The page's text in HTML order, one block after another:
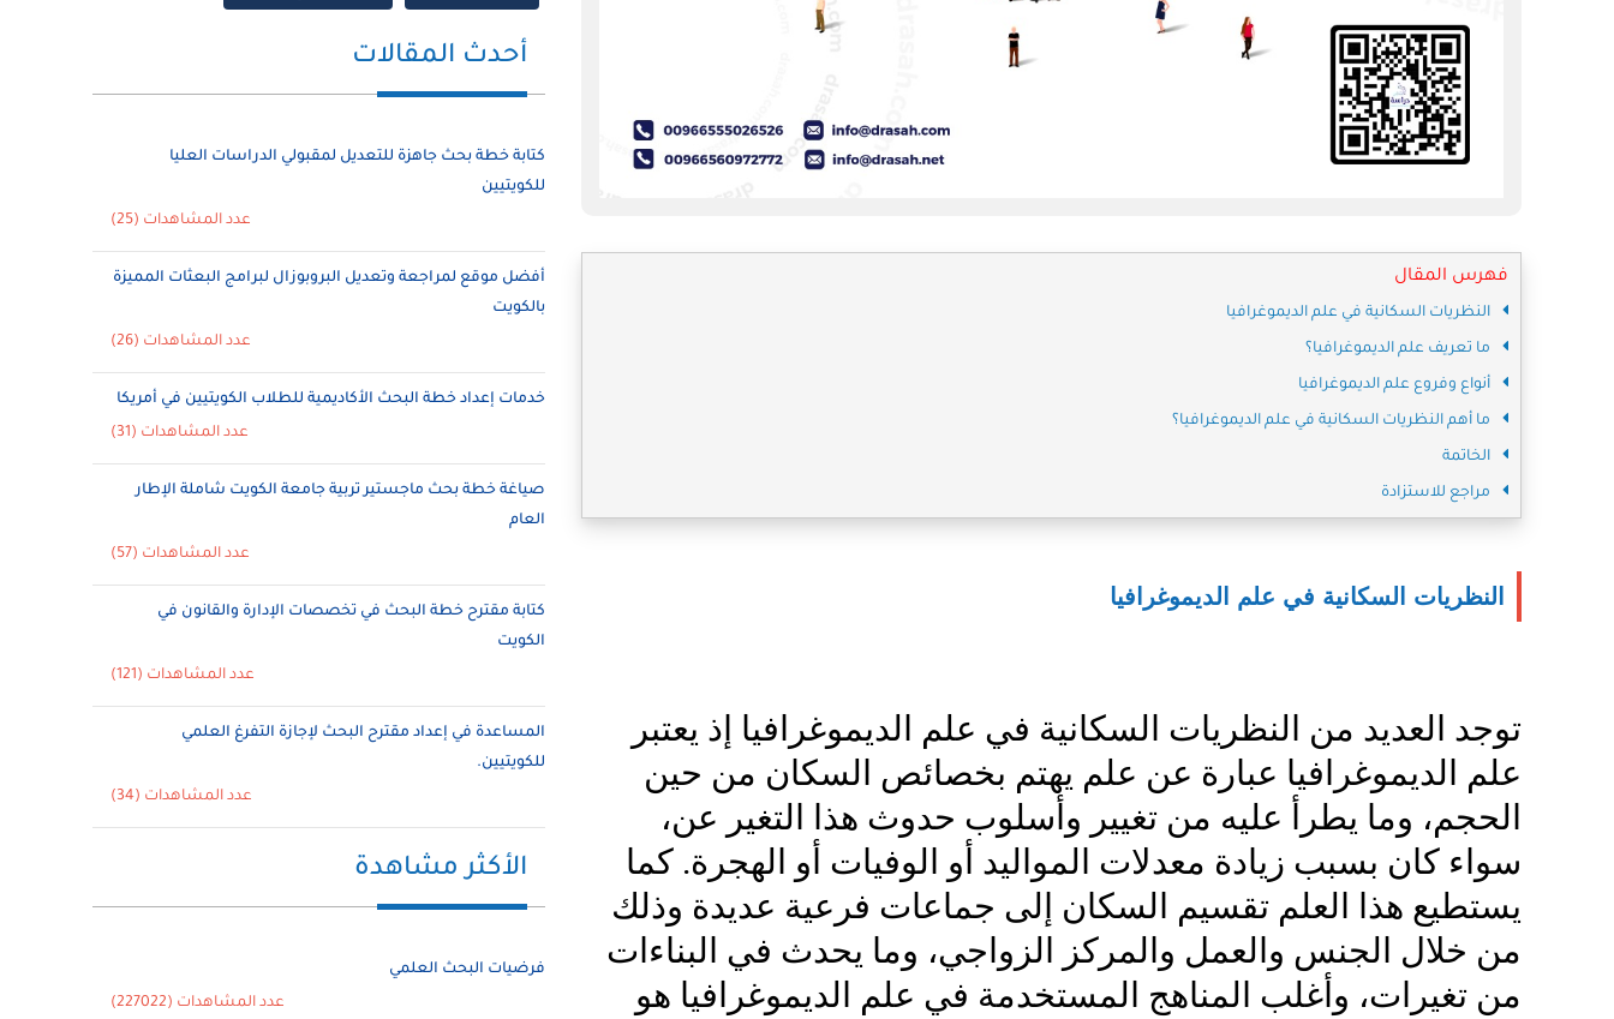
فهرس المقال
النظريات السكانية في علم الديموغرافيا
ما تعريف علم الديموغرافيا؟
أنواع وفروع علم الديموغرافيا
ما أهم النظريات السكانية في علم الديموغرافيا؟
الخاتمة
مراجع للاستزادة
النظريات السكانية في علم الديموغرافيا
توجد العديد من النظريات السكانية في علم الديموغرافيا إذ يعتبر
علم الديموغرافيا عبارة عن علم يهتم بخصائص السكان من حين
الحجم، وما يطرأ عليه من تغيير وأسلوب حدوث هذا التغير عن،
سواء كان بسبب زيادة معدلات المواليد أو الوفيات أو الهجرة. كما
يستطيع هذا العلم تقسيم السكان إلى جماعات فرعية عديدة وذلك
من خلال الجنس والعمل والمركز الزواجي، وما يحدث في البناءات
من تغيرات، وأغلب المناهج المستخدمة في علم الديموغرافيا هو
أحدث المقالات
كتابة خطة بحث جاهزة للتعديل لمقبولي الدراسات العليا
للكويتيين
عدد المشاهدات (25)
أفضل موقع لمراجعة وتعديل البروبوزال لبرامج البعثات المميزة
بالكويت
عدد المشاهدات (26)
خدمات إعداد خطة البحث الأكاديمية للطلاب الكويتيين في أمريكا
عدد المشاهدات (31)
صياغة خطة بحث ماجستير تربية جامعة الكويت شاملة الإطار
العام
عدد المشاهدات (57)
كتابة مقترح خطة البحث في تخصصات الإدارة والقانون في
الكويت
عدد المشاهدات (121)
المساعدة في إعداد مقترح البحث لإجازة التفرغ العلمي
للكويتيين.
عدد المشاهدات (34)
الأكثر مشاهدة
فرضيات البحث العلمي
عدد المشاهدات (227022)